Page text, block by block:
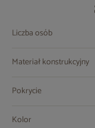
Liczba osób
Materiał konstrukcyjny
Pokrycie
Kolor